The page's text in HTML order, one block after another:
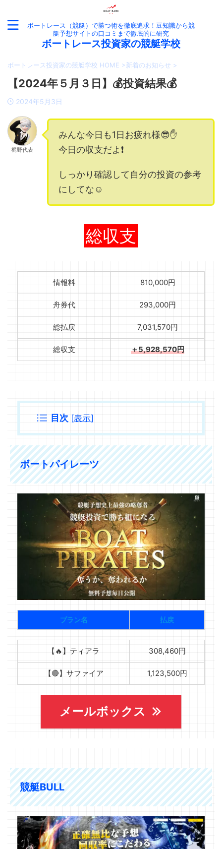
ボートレース（競艇）で勝つ術を徹底追求！豆知識から競
艇予想サイトの口コミまで徹底的に研究
ボートレース投資家の競艇学校
ボートレース投資家の競艇学校 HOME >新着のお知らせ >
【2024年５月３日】💰投資結果💰
2024年5月3日
梶野代表
みんな今日も1日お疲れ様😎✋
今日の収支だよ❗️
しっかり確認して自分の投資の参考
にしてな☺️
総収支
情報料 810,000円
舟券代 293,000円
総払戻 7,031,570円
総収支 ＋5,928,570円
目次 [表示]
ボートパイレーツ
プラン名 払戻
【🔥】ティアラ 308,460円
【🔴】サファイア 1,123,500円
メールボックス
競艇BULL